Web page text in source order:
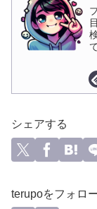
シェアする
terupoをフォロ